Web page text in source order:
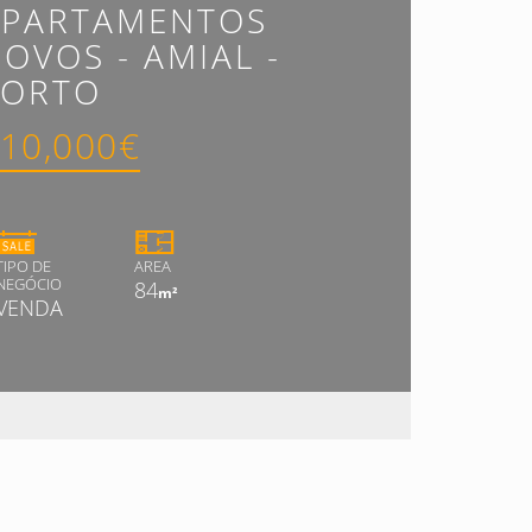
- AMIAL -
DE
AREA
84m²